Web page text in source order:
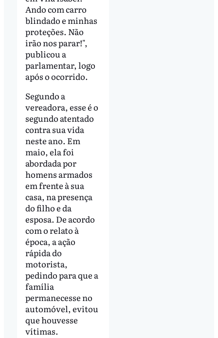
Ando com carro
blindado e minhas
proteções. Não
irão nos parar!",
publicou a
parlamentar, logo
após o ocorrido.
Segundo a
vereadora, esse é o
segundo atentado
contra sua vida
neste ano. Em
maio, ela foi
abordada por
homens armados
em frente à sua
casa, na presença
do filho e da
esposa. De acordo
com o relato à
época, a ação
rápida do
motorista,
pedindo para que a
família
permanecesse no
automóvel, evitou
que houvesse
vítimas.